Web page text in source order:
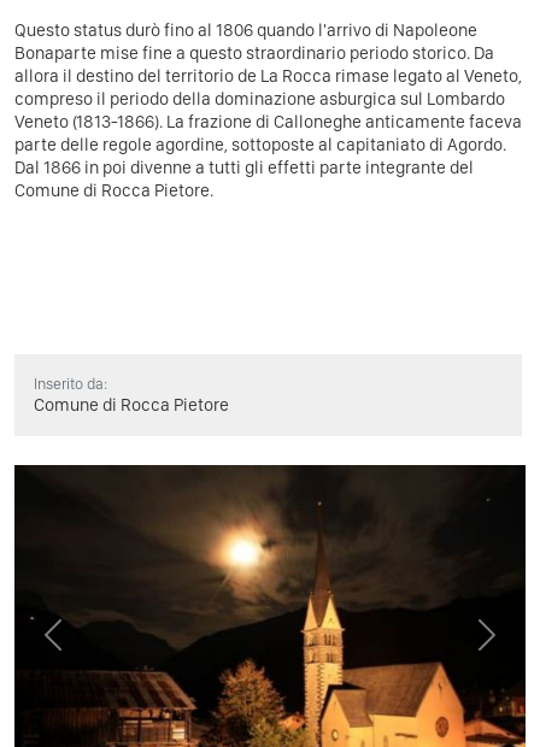
Questo status durò fino al 1806 quando l'arrivo di Napoleone
Bonaparte mise fine a questo straordinario periodo storico. Da
allora il destino del territorio de La Rocca rimase legato al Veneto,
compreso il periodo della dominazione asburgica sul Lombardo
Veneto (1813-1866). La frazione di Calloneghe anticamente faceva
parte delle regole agordine, sottoposte al capitaniato di Agordo.
Dal 1866 in poi divenne a tutti gli effetti parte integrante del
Comune di Rocca Pietore.
Inserito da:
Comune di Rocca Pietore
Previous Next